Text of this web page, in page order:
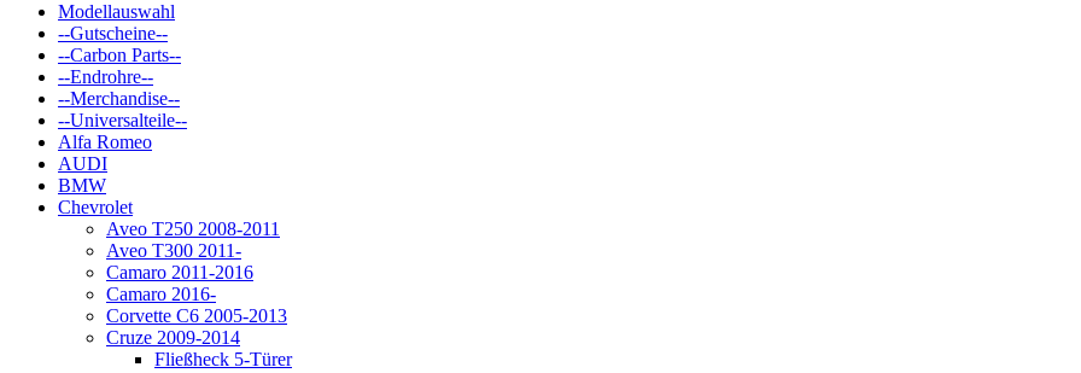
Modellauswahl
--Gutscheine--
--Carbon Parts--
--Endrohre--
--Merchandise--
--Universalteile--
Alfa Romeo
AUDI
BMW
Chevrolet
Aveo T250 2008-2011
Aveo T300 2011-
Camaro 2011-2016
Camaro 2016-
Corvette C6 2005-2013
Cruze 2009-2014
Fließheck 5-Türer